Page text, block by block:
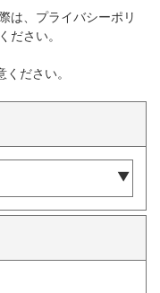
は、プライバシーポリ
ださい。
ださい。